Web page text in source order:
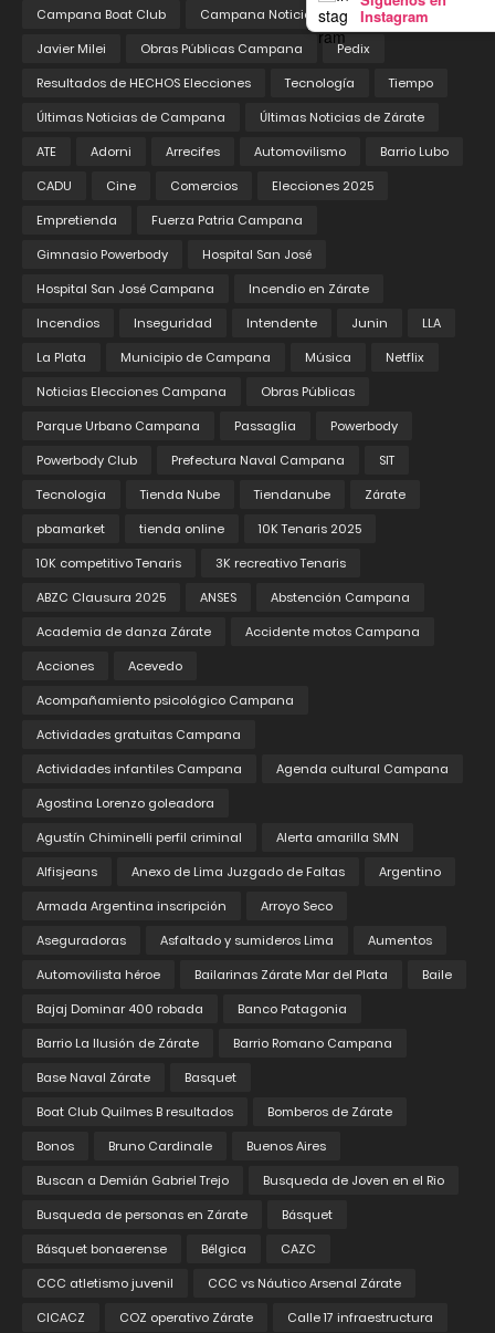
Instagram
Campana Boat Club Campana Noticias
Educación
Javier Milei
Obras Públicas Campana
Pedix
Resultados de HECHOS Elecciones
Tecnología
Tiempo
Últimas Noticias de Campana
Últimas Noticias de Zárate
ATE
Adorni Arrecifes Automovilismo
Barrio Lubo
CADU
Cine Comercios
Elecciones 2025
Empretienda
Fuerza Patria Campana
Gimnasio Powerbody
Hospital San José
Hospital San José Campana
Incendio en Zárate
Incendios
Inseguridad Intendente Junin
LLA
La Plata
Municipio de Campana Música
Netflix
Noticias Elecciones Campana
Obras Públicas
Parque Urbano Campana
Passaglia
Powerbody
Powerbody Club
Prefectura Naval Campana
SIT
Tecnologia
Tienda Nube Tiendanube
Zárate
pbamarket
tienda online
10K Tenaris 2025
10K competitivo Tenaris
3K recreativo Tenaris
ABZC Clausura 2025
ANSES
Abstención Campana
Academia de danza Zárate
Accidente motos Campana
Acciones
Acevedo
Acompañamiento psicológico Campana
Actividades gratuitas Campana
Actividades infantiles Campana
Agenda cultural Campana
Agostina Lorenzo goleadora
Agustín Chiminelli perfil criminal
Alerta amarilla SMN
Alfisjeans
Anexo de Lima Juzgado de Faltas
Argentino
Armada Argentina inscripción
Arroyo Seco
Aseguradoras
Asfaltado y sumideros Lima
Aumentos
Automovilista héroe
Bailarinas Zárate Mar del Plata
Baile
Bajaj Dominar 400 robada
Banco Patagonia
Barrio La Ilusión de Zárate
Barrio Romano Campana
Base Naval Zárate
Basquet
Boat Club Quilmes B resultados
Bomberos de Zárate
Bonos
Bruno Cardinale
Buenos Aires
Buscan a Demián Gabriel Trejo
Busqueda de Joven en el Rio
Busqueda de personas en Zárate
Básquet
Básquet bonaerense
Bélgica
CAZC
CCC atletismo juvenil
CCC vs Náutico Arsenal Zárate
CICACZ
COZ operativo Zárate
Calle 17 infraestructura